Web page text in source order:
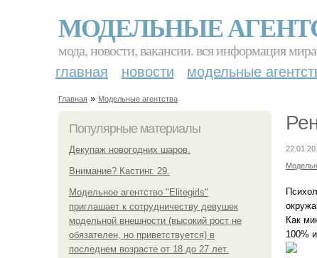
МОДЕЛЬНЫЕ
мода, новости, вакансии. вся информация
главная новости модельные
Главная » Модельные агентства
Популярные материалы
Декупаж новогодних шаров.
Внимание? Кастинг. 29.
Модельное агентство "Elitegirls"
приглашает к сотрудничеству девушек
модельной внешности (высокий рост не
обязателен, но приветствуется) в
последнем возрасте от 18 до 27 лет.
Как
100%